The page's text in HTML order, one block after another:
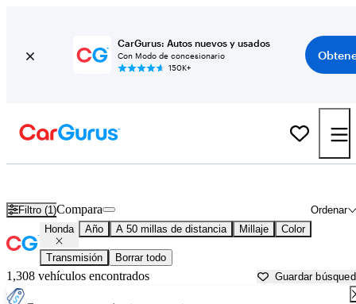
CarGurus: Autos nuevos y usados
Con Modo de concesionario
150K+
Filtro (1) Ordenar
Compara
Honda Año A 50 millas de distancia Millaje Color
Transmisión Borrar todo
1,308 vehículos encontrados Guardar